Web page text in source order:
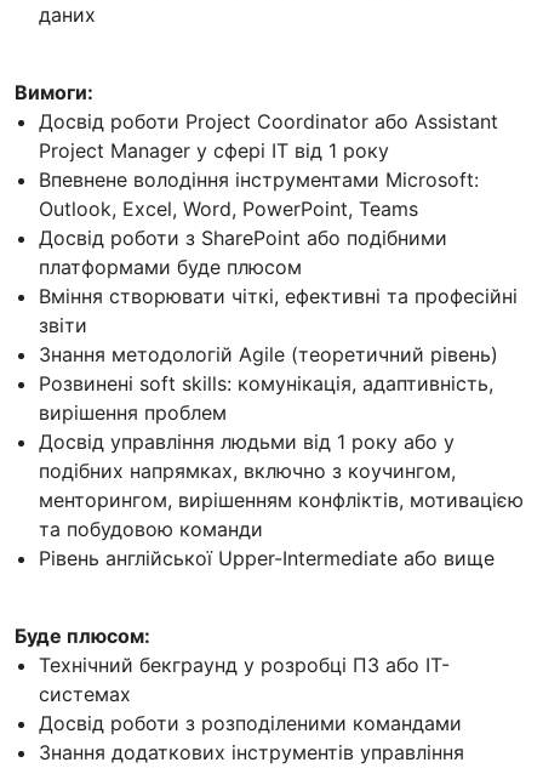
даних
Вимоги:
Досвід роботи Project Coordinator або Assistant
Project Manager у сфері IT від 1 року
Впевнене володіння інструментами Microsoft:
Outlook, Excel, Word, PowerPoint, Teams
Досвід роботи з SharePoint або подібними
платформами буде плюсом
Вміння створювати чіткі, ефективні та професійні
звіти
Знання методологій Agile (теоретичний рівень)
Розвинені soft skills: комунікація, адаптивність,
вирішення проблем
Досвід управління людьми від 1 року або у
подібних напрямках, включно з коучингом,
менторингом, вирішенням конфліктів, мотивацією
та побудовою команди
Рівень англійської Upper-Intermediate або вище
Буде плюсом:
Технічний бекграунд у розробці ПЗ або IT-
системах
Досвід роботи з розподіленими командами
Знання додаткових інструментів управління